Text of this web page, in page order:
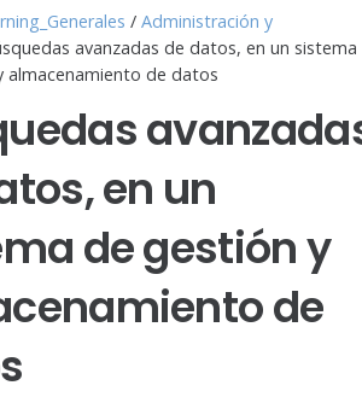
/Administración y
avanzadas de datos, en un sistema
almacenamiento de datos
en un
de gestión y
de